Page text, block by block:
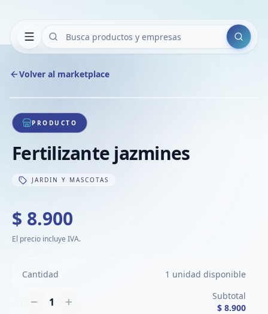
Buscar
Volver al marketplace
1/1
PRODUCTO
Fertilizante jazmines
JARDIN Y MASCOTAS
$ 8.900
El precio incluye IVA.
Cantidad 1 unidad disponible
1
Subtotal
$ 8.900